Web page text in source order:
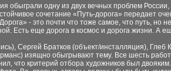
обыграли одну из двух вечных проблем
сочетание «Путь-дорога» передает
- это почти что тоже самое, что путь, но
Есть еще дорога в космос и дорога жизни. А
Сергей Братков (объект/инсталляция),
изящно обыгрывают тему. Все шесть
что критерий отбора художников был